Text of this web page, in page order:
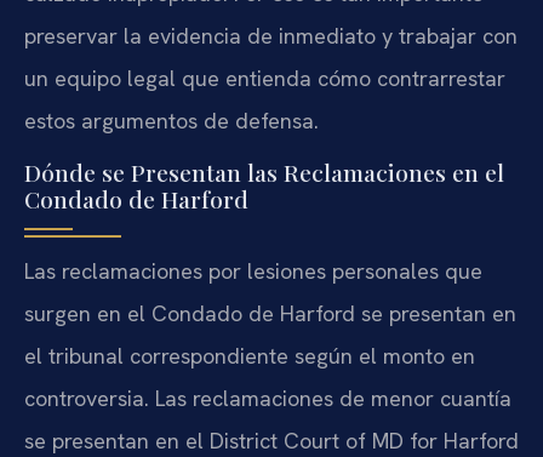
preservar la evidencia de inmediato y trabajar con
un equipo legal que entienda cómo contrarrestar
estos argumentos de defensa.
Dónde se Presentan las Reclamaciones en el
Condado de Harford
Las reclamaciones por lesiones personales que
surgen en el Condado de Harford se presentan en
el tribunal correspondiente según el monto en
controversia. Las reclamaciones de menor cuantía
se presentan en el District Court of MD for Harford